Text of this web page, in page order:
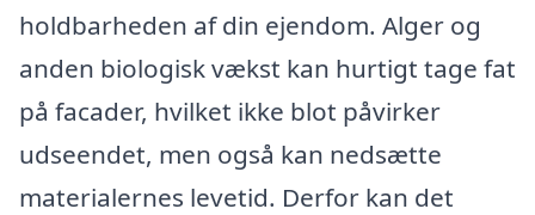
holdbarheden af din ejendom. Alger og
anden biologisk vækst kan hurtigt tage fat
på facader, hvilket ikke blot påvirker
udseendet, men også kan nedsætte
materialernes levetid. Derfor kan det